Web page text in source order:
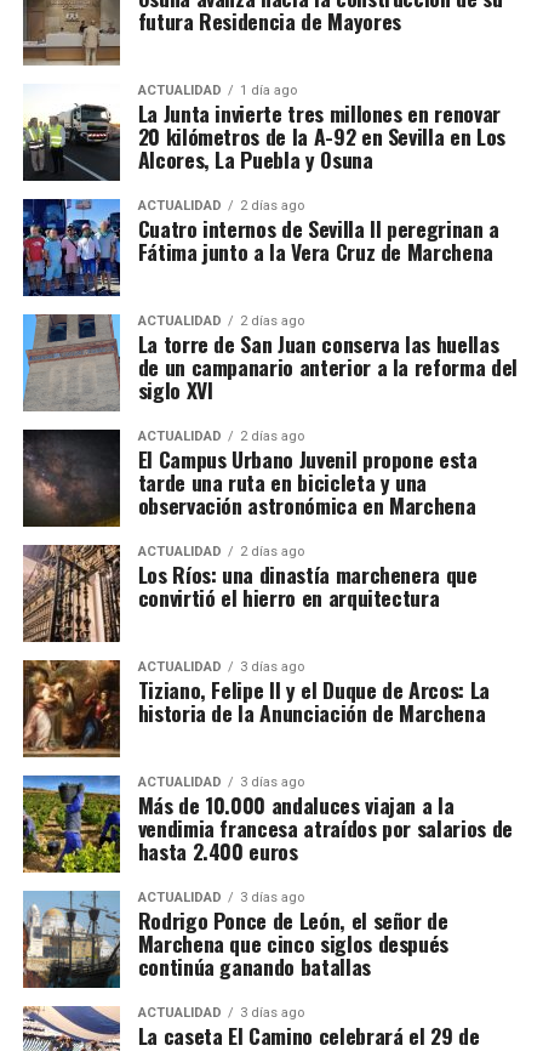
definitivamente la relación entre
muralla y ciudad
El proceso de ocupación fue acompañado por otro
fenómeno: la demolición de los tramos que
dificultaban la circulación y la expansión urbana.
Bellido señala que durante el siglo XIX se
produjeron importantes destrucciones:
buena parte de la Puerta de Osuna, se abrió la calle
San Francisco cortando el recinto,la apertura de la
calle Zurbarán afectó al lienzo que comunicaba el
recinto principal con la Alcazaba y también
desapareció lo poco que quedaba de la Puerta de
Écija que ya habia sido demolida junto a la barriada
del mismo nombre en 1650 por orden del virrey de
Napoles.
La operación se desarrolló bajo la dirección de la
Sección Civil y de Instrucción del Tribunal de
Instancia de Morón de la Frontera, plaza número 2,
órgano judicial competente en la investigación. La
existencia y actual denominación de este Tribunal
de Instancia está igualmente recogida por el
Ministerio de Justicia.
Una estructura de más de treinta
sociedades
Detrás de las operaciones aparentemente ordinarias
de importación y distribución de alcohol, los
investigadores aseguran haber descubierto una
arquitectura empresarial mucho más compleja. El
entramado estaría compuesto por más de treinta
sociedades, cada una con una función determinada,
además de una estructura empresarial paralela que
habría servido para canalizar fondos procedentes de
la actividad presuntamente delictiva.
La dimensión del trabajo policial y tributario queda
reflejada en otro dato: los investigadores analizaron
movimientos relacionados con 173 cuentas
bancarias. A partir de esa documentación detectaron
importantes volúmenes de alcohol procedentes de
depósitos fiscales de otros países de la Unión
Europea, principalmente Países Bajos y Portugal,
destinados posteriormente a depósitos fiscales
españoles.
El mecanismo investigado aprovechaba el régimen
fiscal aplicable a este tipo de mercancías. Las
bebidas eran introducidas mediante empresas que la
investigación denomina “introductoras” y circulaban
futura Residencia de Mayores
ACTUALIDAD 1 día ago
La Junta invierte tres millones en renovar
20 kilómetros de la A-92 en Sevilla en Los
Alcores, La Puebla y Osuna
ACTUALIDAD 2 días ago
Cuatro internos de Sevilla II peregrinan a
Fátima junto a la Vera Cruz de Marchena
ACTUALIDAD 2 días ago
La torre de San Juan conserva las huellas
de un campanario anterior a la reforma del
siglo XVI
ACTUALIDAD 2 días ago
El Campus Urbano Juvenil propone esta
tarde una ruta en bicicleta y una
observación astronómica en Marchena
ACTUALIDAD 2 días ago
Los Ríos: una dinastía marchenera que
convirtió el hierro en arquitectura
ACTUALIDAD 3 días ago
Tiziano, Felipe II y el Duque de Arcos: La
historia de la Anunciación de Marchena
ACTUALIDAD 3 días ago
Más de 10.000 andaluces viajan a la
vendimia francesa atraídos por salarios de
hasta 2.400 euros
ACTUALIDAD 3 días ago
Rodrigo Ponce de León, el señor de
Marchena que cinco siglos después
continúa ganando batallas
ACTUALIDAD 3 días ago
La caseta El Camino celebrará el 29 de